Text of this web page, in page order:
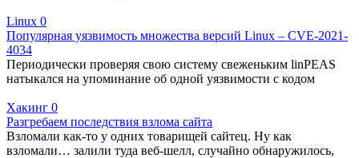
Linux 0
Популярная уязвимость множества версий Linux – CVE-2021-
4034
Периодически проверяя свою систему свеженьким linPEAS
натыкался на упоминание об одной уязвимости с кодом
Хакинг 0
Разгребаем последствия взлома сайта
Взломали как-то у одних товарищей сайтец. Ну как
взломали… залили туда веб-шелл, случайно обнаружилось,